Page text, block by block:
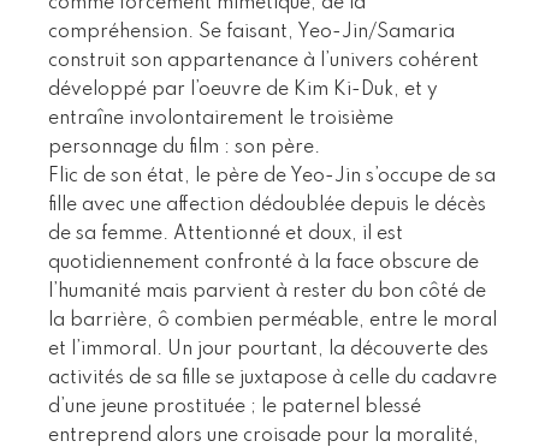
compréhension. Se faisant, Yeo-Jin/Samaria
construit son appartenance à l’univers cohérent
développé par l’oeuvre de Kim Ki-Duk, et y
entraîne involontairement le troisième
personnage du film : son père.
Flic de son état, le père de Yeo-Jin s’occupe de sa
fille avec une affection dédoublée depuis le décès
de sa femme. Attentionné et doux, il est
quotidiennement confronté à la face obscure de
l’humanité mais parvient à rester du bon côté de
la barrière, ô combien perméable, entre le moral
et l’immoral. Un jour pourtant, la découverte des
activités de sa fille se juxtapose à celle du cadavre
d’une jeune prostituée ; le paternel blessé
entreprend alors une croisade pour la moralité,